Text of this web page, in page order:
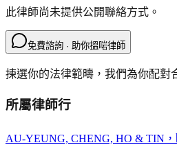
此律師尚未提供公開聯絡方式。
免費諮詢 · 助你搵啱律師
揀選你的法律範疇，我們為你配對
所屬律師行
AU-YEUNG, CHENG, HO & TIN